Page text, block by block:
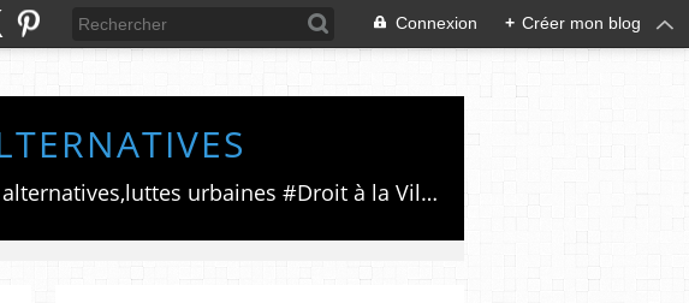
Connexion + Créer mon blog
Luttes émancipatrices,recherche du forum politico/social pour des alternatives,luttes urbaines #Droit à la Ville", #Paris #GrandParis,enjeux de la métropolisation,accès aux Archives publiques par Pierre Mansat,auteur‼️Ma vie rouge. Meutre au Grand Paris‼️[PUG]Association Josette & Maurice #Audin>bénevole Secours Populaire>Comité Laghouat-France>#Mumia #INTA